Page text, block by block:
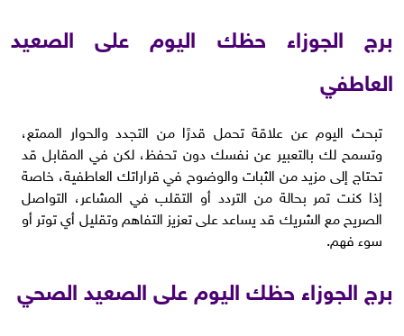
برج الجوزاء حظك اليوم على الصعيد
العاطفي
تبحث اليوم عن علاقة تحمل قدرًا من التجدد والحوار الممتع،
وتسمح لك بالتعبير عن نفسك دون تحفظ، لكن في المقابل قد
تحتاج إلى مزيد من الثبات والوضوح في قراراتك العاطفية، خاصة
إذا كنت تمر بحالة من التردد أو التقلب في المشاعر، التواصل
الصريح مع الشريك قد يساعد على تعزيز التفاهم وتقليل أي توتر أو
سوء فهم.
برج الجوزاء حظك اليوم على الصعيد الصحي